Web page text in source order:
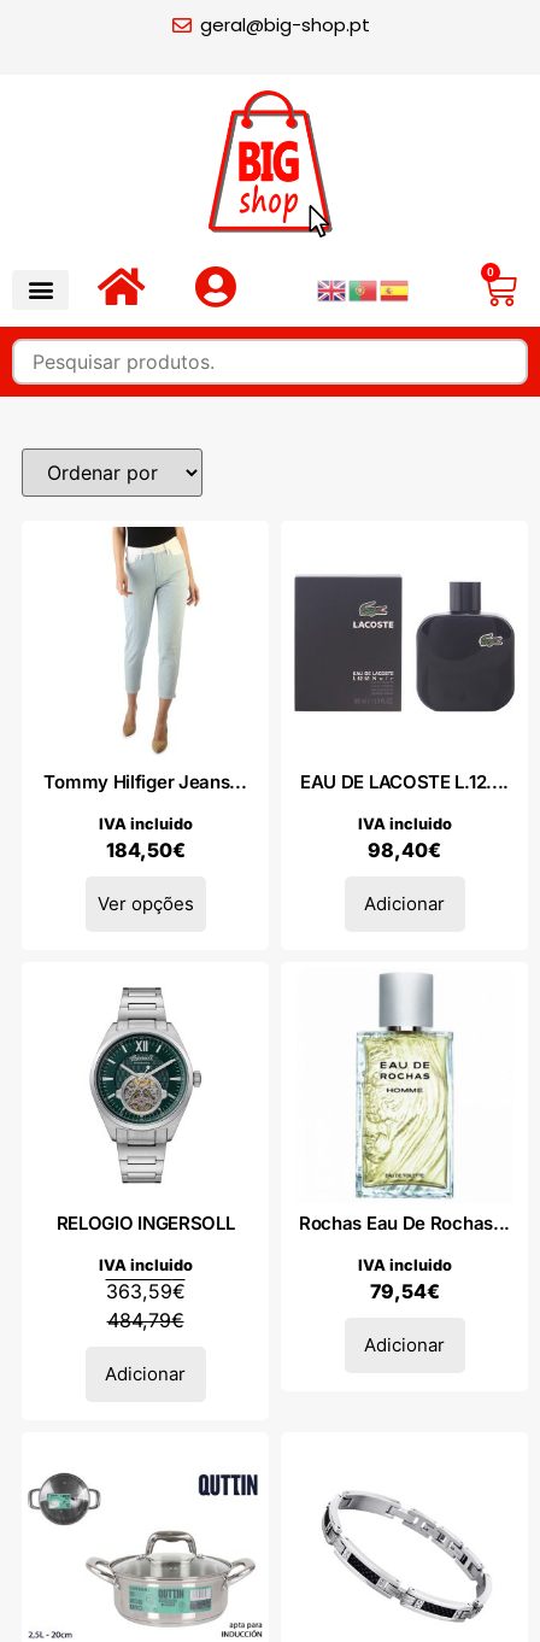
geral@big-shop.pt
0
Tommy Hilfiger Jeans...
184,50€
IVA incluido
Ver opções
EAU DE LACOSTE L.12....
98,40€
IVA incluido
Adicionar
RELOGIO INGERSOLL
484,79€
363,59€
IVA incluido
Adicionar
Rochas Eau De Rochas...
79,54€
IVA incluido
Adicionar